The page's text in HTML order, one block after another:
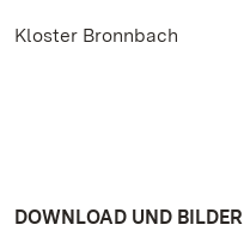
Kloster Bronnbach
DOWNLOAD UND BILDER